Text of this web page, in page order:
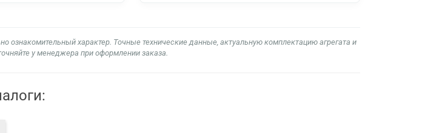
характер. Точные технические данные, актуальную комплектацию агрегата и
у менеджера при оформлении заказа.